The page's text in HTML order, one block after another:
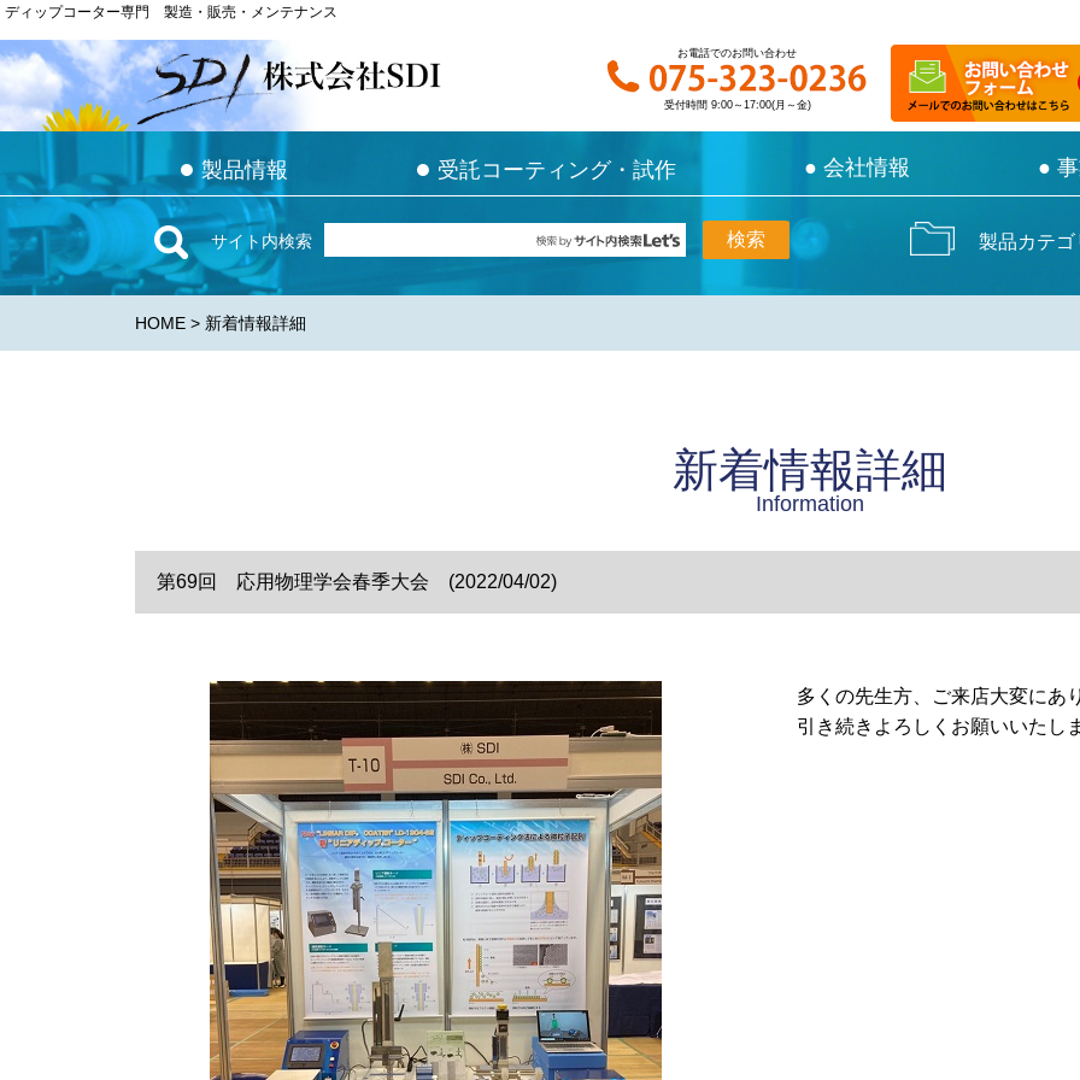
ディップコーター専門 製造・販売・メンテナンス
お電話でのお問い合わせ
受付時間 9:00～17:00(月～金)
● 製品情報 ● 受託コーティング・試作 ● 会社情報 ●
ディップコーター専門 製造・販売・メンテナンス
お電話でのお問い合わせ
受付時間 9:00～17:00(月～金)
● 製品情報 ● 受託コーティング・試作 ● 会社情報 ●
サイト内検索 製品カテゴ
HOME > 新着情報詳細
新着情報詳細
Information
第69回 応用物理学会春季大会 (2022/04/02)
多くの先生方、ご来店大変にあ
引き続きよろしくお願いいたし